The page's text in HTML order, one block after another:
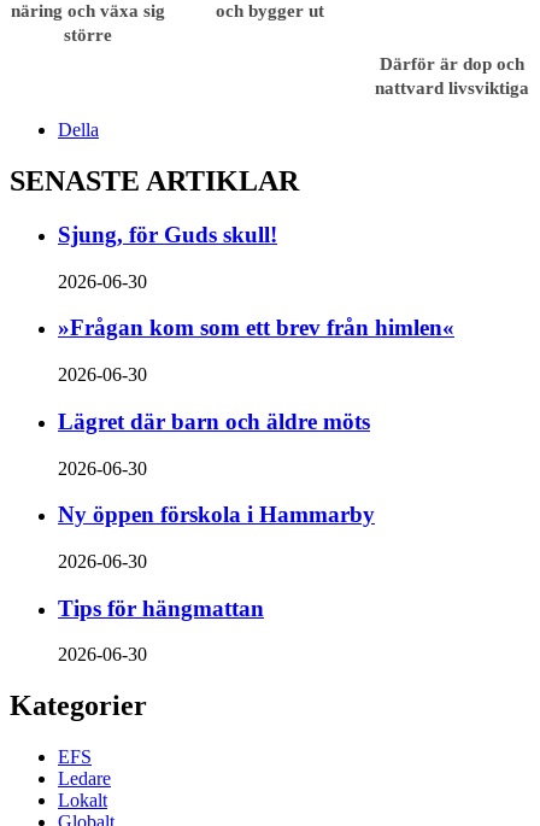
näring och växa sig
större
och bygger ut
Därför är dop och
nattvard livsviktiga
Della
SENASTE ARTIKLAR
Sjung, för Guds skull!
2026-06-30
»Frågan kom som ett brev från himlen«
2026-06-30
Lägret där barn och äldre möts
2026-06-30
Ny öppen förskola i Hammarby
2026-06-30
Tips för hängmattan
2026-06-30
Kategorier
EFS
Ledare
Lokalt